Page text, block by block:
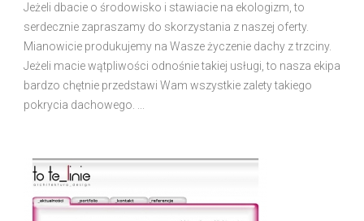
Jeżeli dbacie o środowisko i stawiacie na ekologizm, to
serdecznie zapraszamy do skorzystania z naszej oferty.
Mianowicie produkujemy na Wasze życzenie dachy z trzciny.
Jeżeli macie wątpliwości odnośnie takiej usługi, to nasza ekipa
bardzo chętnie przedstawi Wam wszystkie zalety takiego
pokrycia dachowego. ...